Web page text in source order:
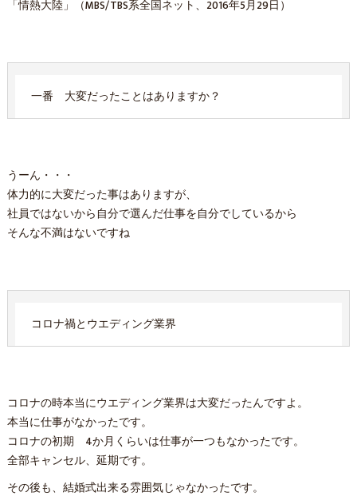
「情熱大陸」（MBS/TBS系全国ネット、2016年5月29日）
一番 大変だったことはありますか？
うーん・・・
体力的に大変だった事はありますが、
社員ではないから自分で選んだ仕事を自分でしているから
そんな不満はないですね
コロナ禍とウエディング業界
コロナの時本当にウエディング業界は大変だったんですよ。
本当に仕事がなかったです。
コロナの初期 4か月くらいは仕事が一つもなかったです。
全部キャンセル、延期です。
その後も、結婚式出来る雰囲気じゃなかったです。